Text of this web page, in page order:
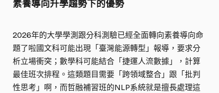
素養導向升學趨勢下的優勢
2026年的大學學測跟分科測驗已經全面轉向素養導向命
題了啦國文科可能出現「臺灣能源轉型」報導，要求分
析立場衝突；數學科可能結合「捷運人流數據」，計算
最佳班次排程。這類題目需要「跨領域整合」跟「批判
性思考」啊，而哲融補習班的NLP系統就是擅長處理這